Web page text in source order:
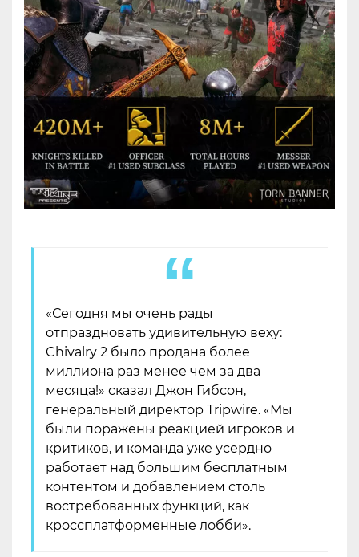
«Сегодня мы очень рады
отпраздновать удивительную веху:
Chivalry 2 было продана более
миллиона раз менее чем за два
месяца!» сказал Джон Гибсон,
генеральный директор Tripwire. «Мы
были поражены реакцией игроков и
критиков, и команда уже усердно
работает над большим бесплатным
контентом и добавлением столь
востребованных функций, как
кроссплатформенные лобби».